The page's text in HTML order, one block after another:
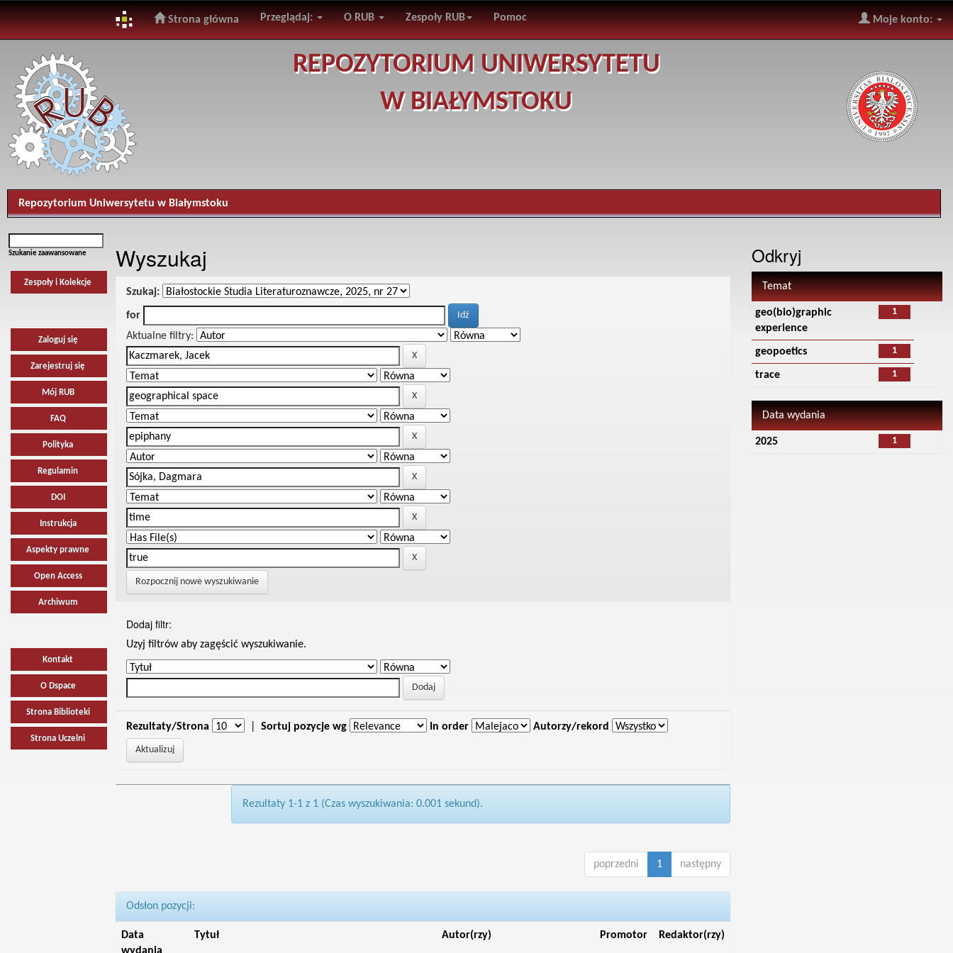
navigation
Strona główna Przeglądaj: O RUB Zespoły RUB Pomoc Moje konto:
REPOZYTORIUM UNIWERSYTETU
W BIAŁYMSTOKU
Repozytorium Uniwersytetu w Białymstoku
Szukanie zaawansowane
Zespoły i Kolekcje
Zaloguj się
Zarejestruj się
Mój RUB
FAQ
Polityka
Regulamin
DOI
Instrukcja
Aspekty prawne
Open Access
Archiwum
Kontakt
O Dspace
Strona Biblioteki
Strona Uczelni
Wyszukaj
Szukaj:
for
Aktualne filtry:
Rozpocznij nowe wyszukiwanie
Dodaj filtr:
Uzyj filtrów aby zagęścić wyszukiwanie.
Rezultaty/Strona Sortuj pozycje wg In order Autorzy/rekord
Rezultaty 1-1 z 1 (Czas wyszukiwania: 0.001 sekund).
poprzedni 1 następny
Odsłon pozycji:
Data
Tytuł Autor(rzy) Promotor Redaktor(rzy)
Odkryj
Temat
1
geo(bio)graphic
experience
1
geopoetics
1
trace
Data wydania
1
2025